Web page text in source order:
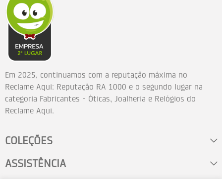
Em 2025, continuamos com a reputação máxima no
Reclame Aqui: Reputação RA 1000 e o segundo lugar na
categoria Fabricantes - Óticas, Joalheria e Relógios do
Reclame Aqui.
COLEÇÕES
ASSISTÊNCIA